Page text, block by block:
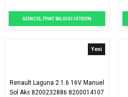
GÜNCEL FİYAT BİLGİSİ İSTEYİN
Yeni
Renault Laguna 2 1.6 16V Manuel
Sol Aks 8200232886 8200014107